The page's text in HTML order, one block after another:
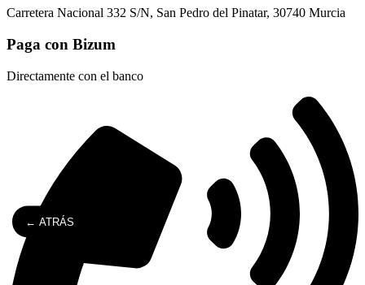
Carretera Nacional 332 S/N, San Pedro del Pinatar, 30740 Murcia
Paga con Bizum
Directamente con el banco
← ATRÁS